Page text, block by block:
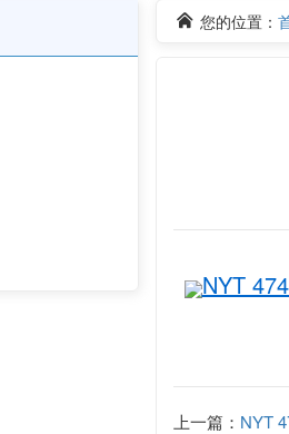
您的位置：
NYT
上一篇： NYT